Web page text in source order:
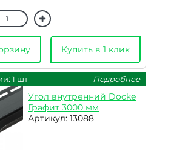
Купить в 1 клик
1 шт Подробнее
Угол внутренний Docke
Графит 3000 мм
Артикул: 13088